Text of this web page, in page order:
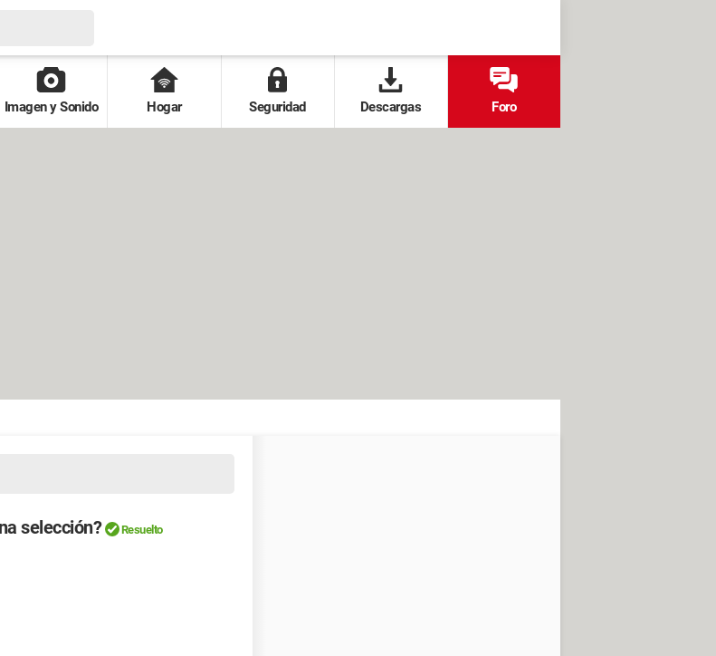
Imagen y Sonido Hogar Seguridad Descargas Foro
selección? Resuelto